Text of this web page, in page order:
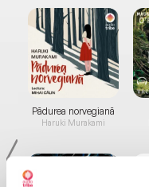
Pădurea norvegiană
Haruki Murakami